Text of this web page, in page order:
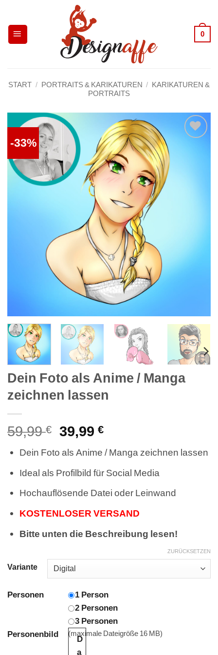
springen
0
START / PORTRAITS & KARIKATUREN / KARIKATUREN &
PORTRAITS
-33%
Wunschliste
Dein Foto als Anime / Manga
zeichnen lassen
59,99€
Ursprünglicher
Preis
war:
59,99 €
39,99 €Aktueller
Preis
ist:
39,99 €.
Dein Foto als Anime / Manga zeichnen lassen
Ideal als Profilbild für Social Media
Hochauflösende Datei oder Leinwand
KOSTENLOSER VERSAND
Bitte unten die Beschreibung lesen!
Variante
ZURÜCKSETZEN
Personen
1 Person
2 Personen
3 Personen
Personenbild
D
a
(maximale Dateigröße 16 MB)